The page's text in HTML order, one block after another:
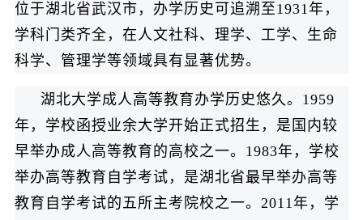
位于湖北省武汉市，办学历史可追溯至1931年，
学科门类齐全，在人文社科、理学、工学、生命
科学、管理学等领域具有显著优势。
湖北大学成人高等教育办学历史悠久。1959
年，学校函授业余大学开始正式招生，是国内较
早举办成人高等教育的高校之一。1983年，学校
举办高等教育自学考试，是湖北省最早举办高等
教育自学考试的五所主考院校之一。2011年，学